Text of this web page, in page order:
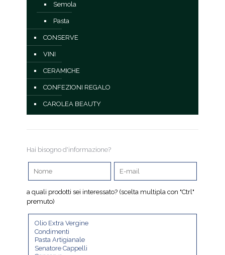
Semola
Pasta
CONSERVE
VINI
CERAMICHE
CONFEZIONI REGALO
CAROLEA BEAUTY
Hai bisogno d'informazione?
a quali prodotti sei interessato? (scelta multipla con "Ctrl"
premuto)